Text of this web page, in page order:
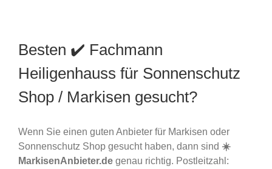
Besten ✔️ Fachmann
Heiligenhauss für Sonnenschutz
Shop / Markisen gesucht?
Wenn Sie einen guten Anbieter für Markisen oder
Sonnenschutz Shop gesucht haben, dann sind ☀️
MarkisenAnbieter.de genau richtig. Postleitzahl: